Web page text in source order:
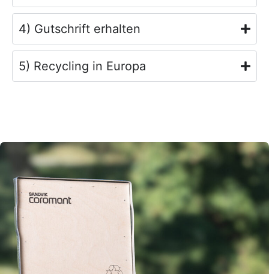
4) Gutschrift erhalten
5) Recycling in Europa